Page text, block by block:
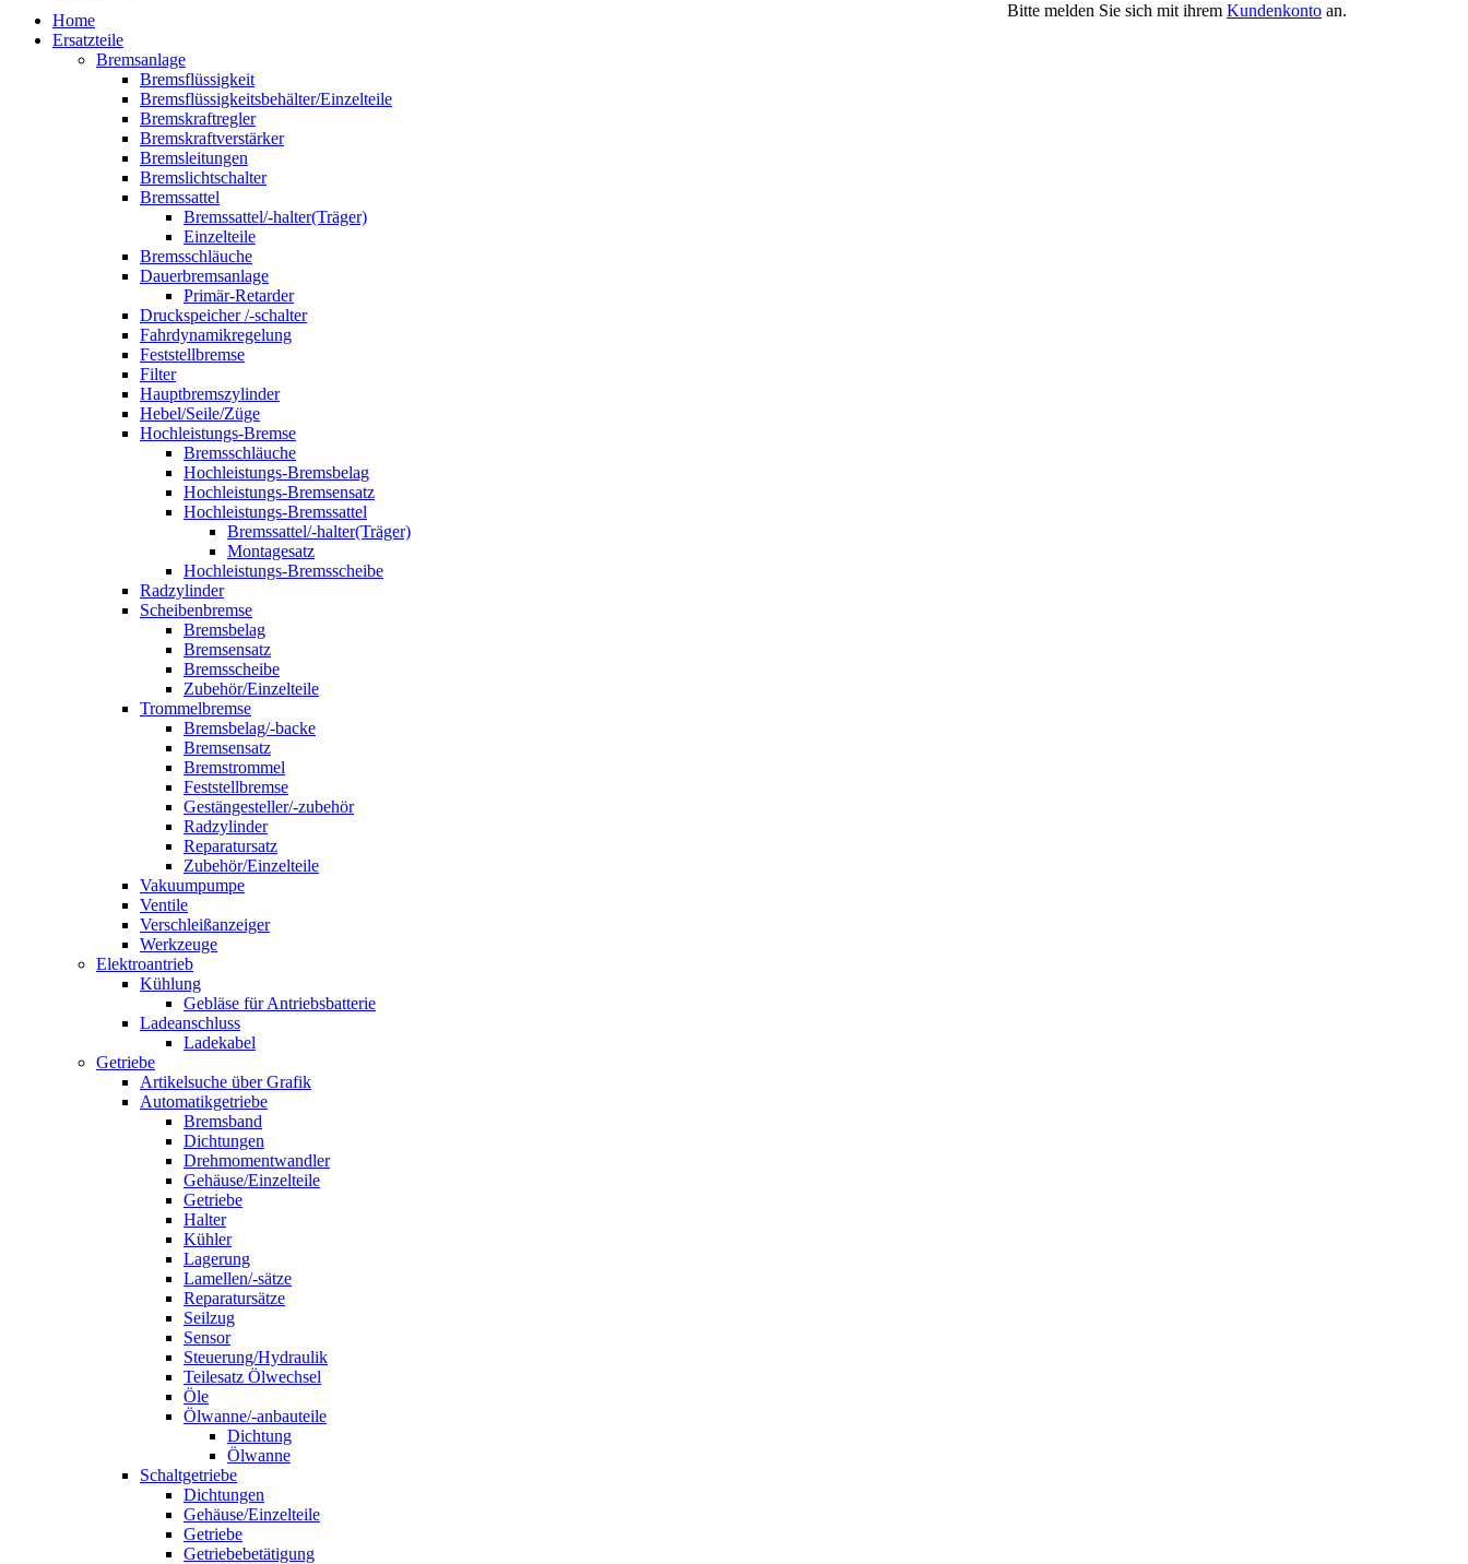
Bitte melden Sie sich mit ihrem Kundenkonto an.
Home
Ersatzteile
Bremsanlage
Bremsflüssigkeit
Bremsflüssigkeitsbehälter/Einzelteile
Bremskraftregler
Bremskraftverstärker
Bremsleitungen
Bremslichtschalter
Bremssattel
Bremssattel/-halter(Träger)
Einzelteile
Bremsschläuche
Dauerbremsanlage
Primär-Retarder
Druckspeicher /-schalter
Fahrdynamikregelung
Feststellbremse
Filter
Hauptbremszylinder
Hebel/Seile/Züge
Hochleistungs-Bremse
Bremsschläuche
Hochleistungs-Bremsbelag
Hochleistungs-Bremsensatz
Hochleistungs-Bremssattel
Bremssattel/-halter(Träger)
Montagesatz
Hochleistungs-Bremsscheibe
Radzylinder
Scheibenbremse
Bremsbelag
Bremsensatz
Bremsscheibe
Zubehör/Einzelteile
Trommelbremse
Bremsbelag/-backe
Bremsensatz
Bremstrommel
Feststellbremse
Gestängesteller/-zubehör
Radzylinder
Reparatursatz
Zubehör/Einzelteile
Vakuumpumpe
Ventile
Verschleißanzeiger
Werkzeuge
Elektroantrieb
Kühlung
Gebläse für Antriebsbatterie
Ladeanschluss
Ladekabel
Getriebe
Artikelsuche über Grafik
Automatikgetriebe
Bremsband
Dichtungen
Drehmomentwandler
Gehäuse/Einzelteile
Getriebe
Halter
Kühler
Lagerung
Lamellen/-sätze
Reparatursätze
Seilzug
Sensor
Steuerung/Hydraulik
Teilesatz Ölwechsel
Öle
Ölwanne/-anbauteile
Dichtung
Ölwanne
Schaltgetriebe
Dichtungen
Gehäuse/Einzelteile
Getriebe
Getriebebetätigung